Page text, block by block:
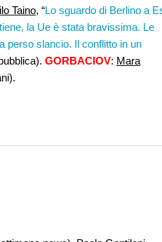
Taino, “Lo sguardo di Berlino a
la Ue è stata bravissima. Le
perso slancio. Il conflitto in un
GORBACIOV: Mara